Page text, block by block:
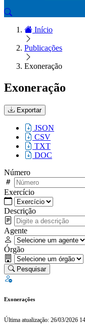
Início
Publicações
Exoneração
Exoneração
Exportar
JSON
CSV
TXT
DOC
Número
Exercício
Descrição
Agente
Órgão
Pesquisar
Exonerações
Última atualização: 26/03/2026